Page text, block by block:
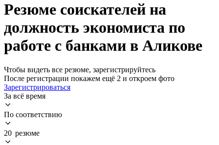
Резюме соискателей на
должность экономиста по
работе с банками в Аликове
Чтобы видеть все резюме, зарегистрируйтесь
После регистрации покажем ещё 2 и откроем фото
Зарегистрироваться
За всё время
По соответствию
20 резюме